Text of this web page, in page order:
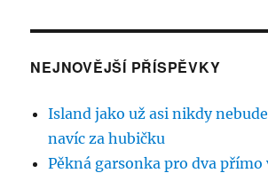
NEJNOVĚJŠÍ PŘÍSPĚVKY
Island jako už asi nikdy
navíc za hubičku
Pěkná garsonka pro dva přímo